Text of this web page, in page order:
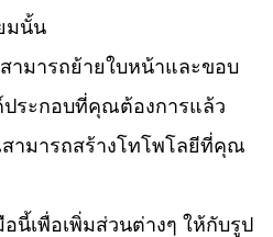
มนั้น
ามารถย้ายใบหน้าและขอบ
ระกอบที่คุณต้องการแล้ว
มารถสร้างโทโพโลยีที่คุณ
นี้เพื่อเพิ่มส่วนต่างๆ ให้กับรูป